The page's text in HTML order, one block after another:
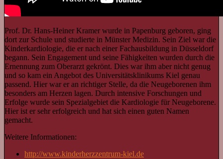
Prof. Dr. Hans-Heiner Kramer wurde in Papenburg geboren, ging
dort zur Schule und studierte in Münster Medizin. Sein Ziel war die
Kinderkardiologie, die er nach einer Fachausbildung in Düsseldorf
begann. Sein Engagement und seine Fähigkeiten wurden durch die
Ernennung zum Oberarzt gekrönt. Dies war ihm aber nicht genug
und so kam ein Angebot des Universitätsklinikums Kiel genau
passend. Hier war er an richtiger Stelle, da die Neugeborenen ihm
besonders am Herzen lagen. Durch intensive Forschungen und
Erfolge wurde sein Spezialgebiet die Kardiologie für Neugeborene.
Hier ist er sehr erfolgreich und hat sich einen guten Namen
gemacht.
Weitere Informationen:
http://www.kinderherzzentrum-kiel.de